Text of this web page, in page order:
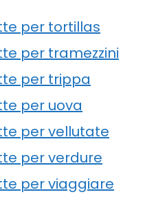
per tortillas
per tramezzini
per trippa
per uova
per vellutate
per verdure
per viaggiare